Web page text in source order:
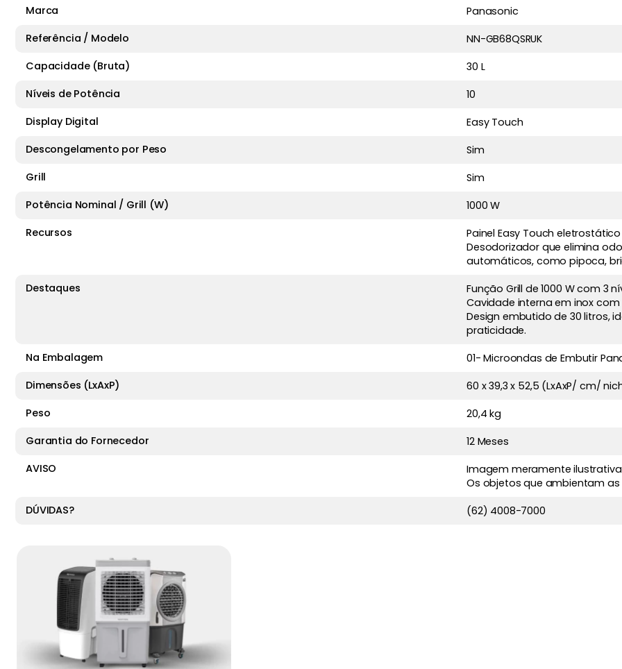
Marca
Panasonic
Referência / Modelo
NN-GB68QSRUK
Capacidade (Bruta)
30 L
Níveis de Potência
10
Display Digital
Easy Touch
Descongelamento por Peso
Sim
Grill
Sim
Potência Nominal / Grill (W)
1000 W
Recursos
Painel Easy Touch
Desodorizador que elimina
automáticos, como pipoca,
Destaques
Função Grill de 1000 W com 3
Cavidade interna em inox
Design embutido de 30 litros,
praticidade.
Na Embalagem
01- Microondas de Embutir
Dimensões (LxAxP)
60 x 39,3 x 52,5 (LxAxP/ cm/
Peso
20,4 kg
Garantia do Fornecedor
12 Meses
AVISO
Imagem meramente
Os objetos que ambientam
DÚVIDAS?
(62) 4008-7000